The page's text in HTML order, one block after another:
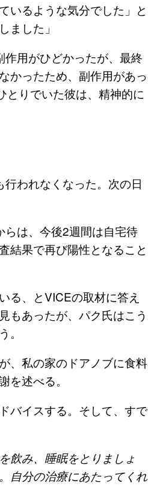
いるような気分でした」と
ました」
用がひどかったが、最終
かったため、副作用があっ
とりでいた彼は、精神的に
われなくなった。次の日
は、今後2週間は自宅待
結果で再び陽性となること
る、とVICEの取材に答え
もあったが、パク氏はこう
、私の家のドアノブに食料
述べる。
バイスする。そして、すで
飲み、睡眠をとりましょ
自分の治療にあたってくれ